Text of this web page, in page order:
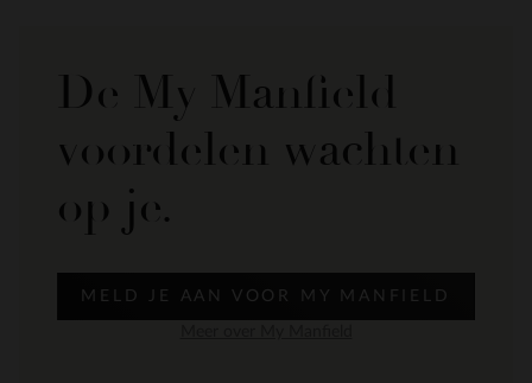
De My Manfield
voordelen wachten
op je.
MELD JE AAN VOOR MY MANFIELD